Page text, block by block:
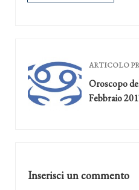
ARTICOLO
Oroscopo
Febbraio
Inserisci un commento